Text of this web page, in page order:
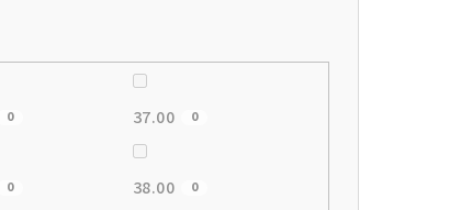
0 37.00 0
0 38.00 0